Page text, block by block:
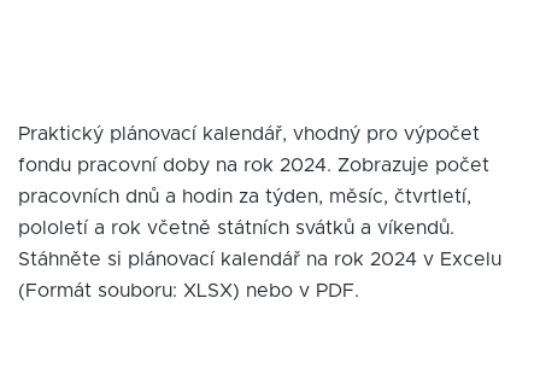
Praktický plánovací kalendář, vhodný pro výpočet
fondu pracovní doby na rok 2024. Zobrazuje počet
pracovních dnů a hodin za týden, měsíc, čtvrtletí,
pololetí a rok včetně státních svátků a víkendů.
Stáhněte si plánovací kalendář na rok 2024 v Excelu
(Formát souboru: XLSX) nebo v PDF.